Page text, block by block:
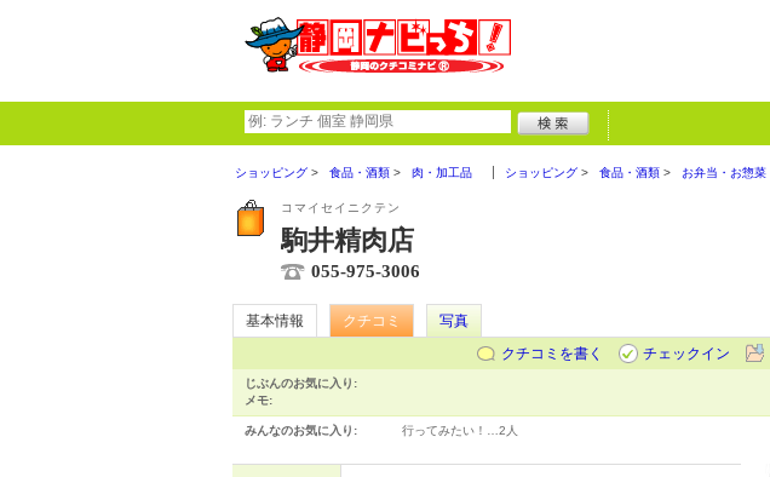
ショッピング 食品・酒類 肉・加工品 ショッピング 食品・酒類 お弁当・お惣菜
コマイセイニクテン
駒井精肉店
055-975-3006
基本情報 クチコミ
写真
クチコミを書く
チェックイン
じぶんのお気に入り:
メモ:
みんなのお気に入り: 行ってみたい！… 2人